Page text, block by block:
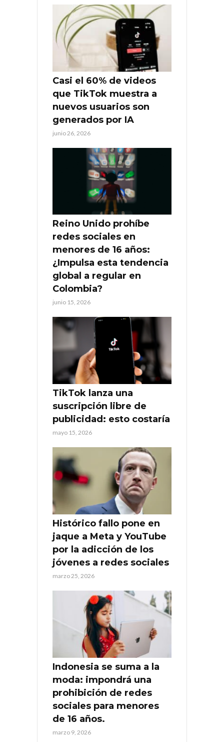
Casi el 60% de videos
que TikTok muestra a
nuevos usuarios son
generados por IA
junio 26, 2026
Reino Unido prohíbe
redes sociales en
menores de 16 años:
¿Impulsa esta tendencia
global a regular en
Colombia?
junio 15, 2026
TikTok lanza una
suscripción libre de
publicidad: esto costaría
mayo 15, 2026
Histórico fallo pone en
jaque a Meta y YouTube
por la adicción de los
jóvenes a redes sociales
marzo 25, 2026
Indonesia se suma a la
moda: impondrá una
prohibición de redes
sociales para menores
de 16 años.
marzo 9, 2026